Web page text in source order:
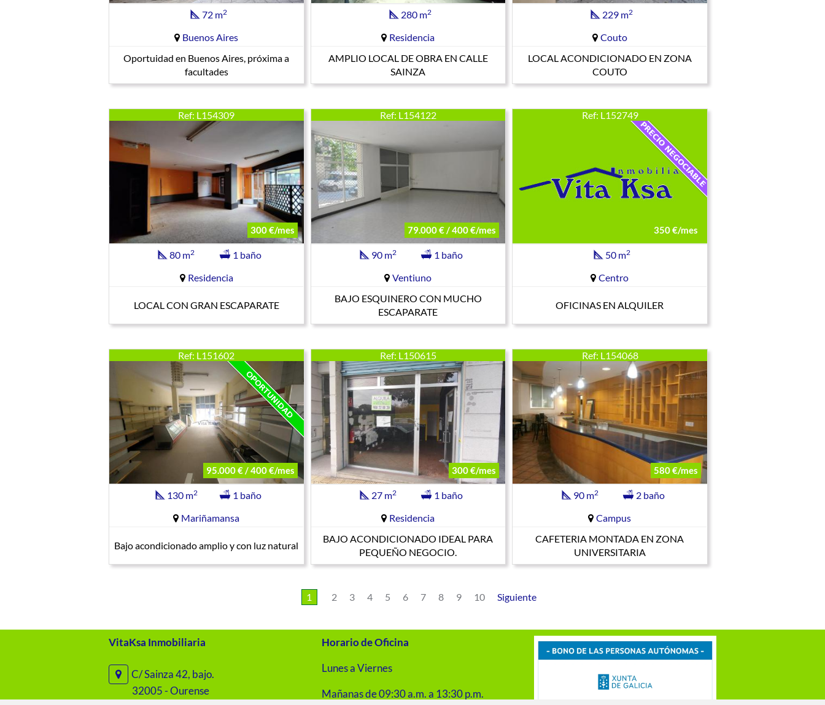
72 m2
Buenos Aires
Oportuidad en Buenos Aires, próxima a
facultades
280 m2
Residencia
AMPLIO LOCAL DE OBRA EN CALLE
SAINZA
229 m2
Couto
LOCAL ACONDICIONADO EN ZONA
COUTO
Ref: L154309
300 €/mes
80 m2
1 baño
Residencia
LOCAL CON GRAN ESCAPARATE
Ref: L154122
79.000 € / 400 €/mes
90 m2
1 baño
Ventiuno
BAJO ESQUINERO CON MUCHO
ESCAPARATE
Ref: L152749
350 €/mes
50 m2
Centro
OFICINAS EN ALQUILER
Ref: L151602
95.000 € / 400 €/mes
130 m2
1 baño
Mariñamansa
Bajo acondicionado amplio y con luz natural
Ref: L150615
300 €/mes
27 m2
1 baño
Residencia
BAJO ACONDICIONADO IDEAL PARA
PEQUEÑO NEGOCIO.
Ref: L154068
580 €/mes
90 m2
2 baño
Campus
CAFETERIA MONTADA EN ZONA
UNIVERSITARIA
1 2 3 4 5 6 7 8 9 10 Siguiente
VitaKsa Inmobiliaria
C/ Sainza 42, bajo.
32005 - Ourense
Horario de Oficina
Lunes a Viernes
Mañanas de 09:30 a.m. a 13:30 p.m.